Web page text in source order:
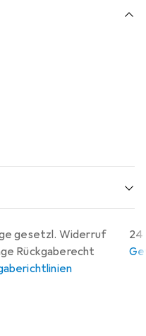
passgenau
Qualität und
Die Montage ist
Folie jederzeit
in Deutschland,
gesetzl. Widerruf
Rückgaberecht
24